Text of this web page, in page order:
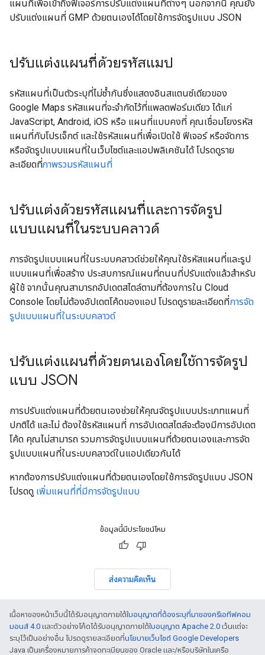
แผนที่เพื่อเข้าถึงฟีเจอร์การปรับแต่งแผนที่ต่างๆ นอกจากนี้ คุณยัง
ปรับแต่งแผนที่ GMP ด้วยตนเองได้โดยใช้การจัดรูปแบบ JSON
ปรับแต่งแผนที่ด้วยรหัสแมป
รหัสแผนที่เป็นตัวระบุที่ไม่ซ้ำกันซึ่งแสดงอินสแตนซ์เดียวของ
Google Maps รหัสแผนที่จะจำกัดไว้ที่แพลตฟอร์มเดียว ได้แก่
JavaScript, Android, iOS หรือ แผนที่แบบคงที่ คุณเชื่อมโยงรหัส
แผนที่กับโปรเจ็กต์ และใช้รหัสแผนที่เพื่อเปิดใช้ ฟีเจอร์ หรือจัดการ
หรือจัดรูปแบบแผนที่ในเว็บไซต์และแอปพลิเคชันได้ โปรดดูราย
ละเอียดที่ภาพรวมรหัสแผนที่
ปรับแต่งด้วยรหัสแผนที่และการจัดรูป
แบบแผนที่ในระบบคลาวด์
การจัดรูปแบบแผนที่ในระบบคลาวด์ช่วยให้คุณใช้รหัสแผนที่และรูป
แบบแผนที่เพื่อสร้าง ประสบการณ์แผนที่ถนนที่ปรับแต่งแล้วสำหรับ
ผู้ใช้ จากนั้นคุณสามารถอัปเดตสไตล์ตามที่ต้องการใน Cloud
Console โดยไม่ต้องอัปเดตโค้ดของแอป โปรดดูรายละเอียดที่การจัด
รูปแบบแผนที่ในระบบคลาวด์
ปรับแต่งแผนที่ด้วยตนเองโดยใช้การจัดรูป
แบบ JSON
การปรับแต่งแผนที่ด้วยตนเองช่วยให้คุณจัดรูปแบบประเภทแผนที่
ปกติได้ และไม่ ต้องใช้รหัสแผนที่ การอัปเดตสไตล์จะต้องมีการอัปเดต
โค้ด คุณไม่สามารถ รวมการจัดรูปแบบแผนที่ด้วยตนเองและการจัด
รูปแบบแผนที่ในระบบคลาวด์ในแอปเดียวกันได้
หากต้องการปรับแต่งแผนที่ด้วยตนเองโดยใช้การจัดรูปแบบ JSON
โปรดดู เพิ่มแผนที่ที่มีการจัดรูปแบบ
ข้อมูลนี้มีประโยชน์ไหม
ส่งความคิดเห็น
เนื้อหาของหน้าเว็บนี้ได้รับอนุญาตภายใต้ใบอนุญาตที่ต้องระบุที่มาของครีเอทีฟคอม
มอนส์ 4.0 และตัวอย่างโค้ดได้รับอนุญาตภายใต้ใบอนุญาต Apache 2.0 เว้นแต่จะ
ระบุไว้เป็นอย่างอื่น โปรดดูรายละเอียดที่นโยบายเว็บไซต์ Google Developers
Java เป็นเครื่องหมายการค้าจดทะเบียนของ Oracle และ/หรือบริษัทในเครือ